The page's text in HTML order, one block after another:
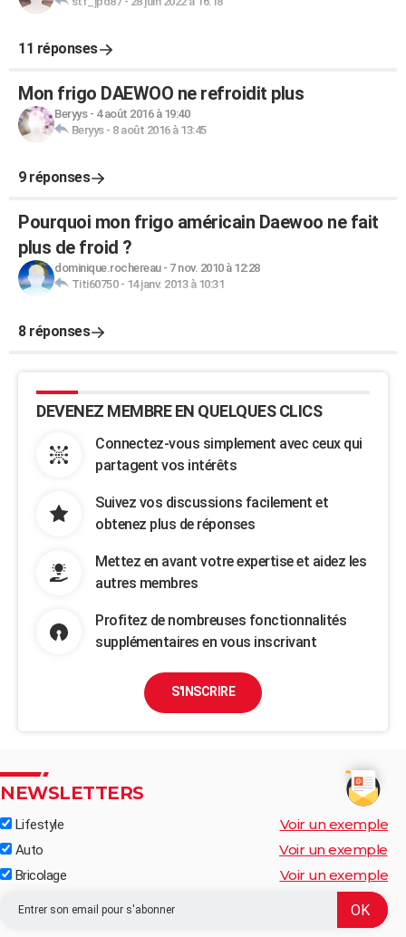
11 réponses
Mon frigo DAEWOO ne refroidit plus
Beryys- 4 août 2016 à 19:40
Beryys- 8 août 2016 à 13:45
9 réponses
Pourquoi mon frigo américain Daewoo ne fait
plus de froid ?
dominique.rochereau- 7 nov. 2010 à 12:28
Titi60750- 14 janv. 2013 à 10:31
8 réponses
DEVENEZ MEMBRE EN QUELQUES CLICS
Connectez-vous simplement avec ceux qui
partagent vos intérêts
Suivez vos discussions facilement et
obtenez plus de réponses
Mettez en avant votre expertise et aidez les
autres membres
Profitez de nombreuses fonctionnalités
supplémentaires en vous inscrivant
S'INSCRIRE
NEWSLETTERS
Lifestyle Voir un exemple
Auto Voir un exemple
Bricolage Voir un exemple